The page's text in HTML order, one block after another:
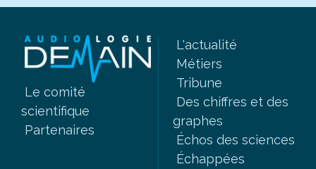
Le comité
scientifique
Partenaires
L'actualité
Métiers
Tribune
Des chiffres et des
graphes
Échos des sciences
Échappées